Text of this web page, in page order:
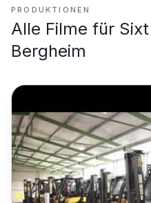
PRODUKTIONEN
Alle Filme für
Bergheim